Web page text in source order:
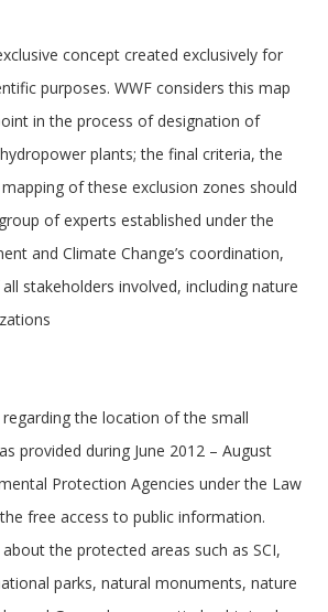
concept created exclusively for
purposes. WWF considers this map
in the process of designation of
plants; the final criteria, the
of these exclusion zones should
of experts established under the
and Climate Change’s coordination,
stakeholders involved, including nature
the location of the small
provided during June 2012 – August
Protection Agencies under the Law
free access to public information.
the protected areas such as SCI,
parks, natural monuments, nature